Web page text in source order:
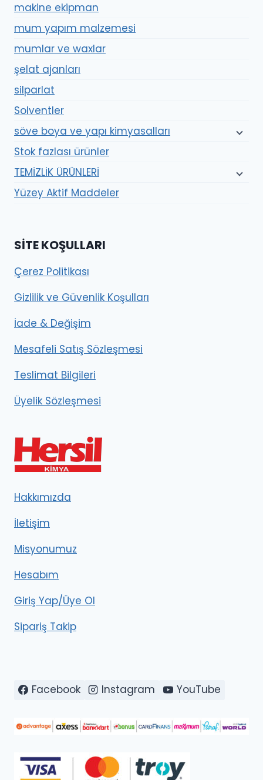
makine ekipman
mum yapım malzemesi
mumlar ve waxlar
şelat ajanları
silparlat
Solventler
söve boya ve yapı kimyasalları
Stok fazlası ürünler
TEMİZLİK ÜRÜNLERİ
Yüzey Aktif Maddeler
SITE KOŞULLARI
Çerez Politikası
Gizlilik ve Güvenlik Koşulları
İade & Değişim
Mesafeli Satış Sözleşmesi
Teslimat Bilgileri
Üyelik Sözleşmesi
Hakkımızda
İletişim
Misyonumuz
Hesabım
Giriş Yap/Üye Ol
Sipariş Takip
Facebook Instagram YouTube